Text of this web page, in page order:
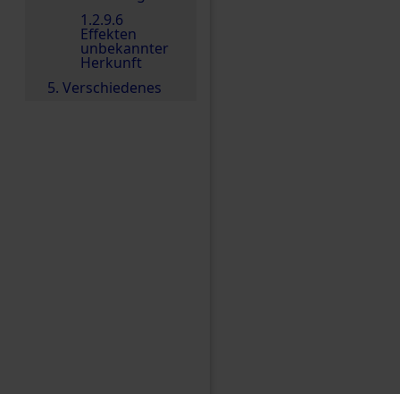
1.2.9.6
Effekten
unbekannter
Herkunft
5. Verschiedenes